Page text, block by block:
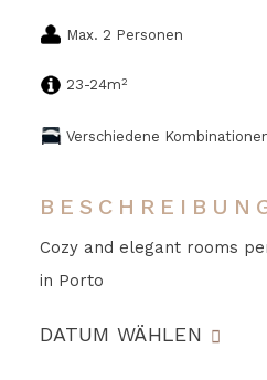
Max. 2 Personen
23-24m2
Verschiedene
Cozy and elegant rooms
in Porto
DATUM WÄHLEN